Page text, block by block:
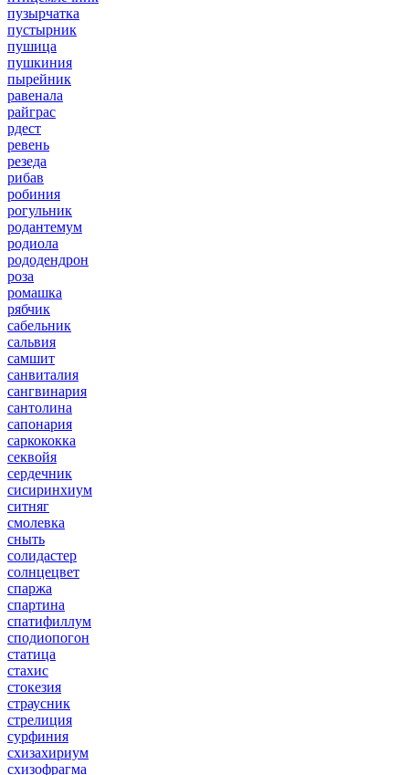
пузырчатка
пустырник
пушица
пушкиния
пырейник
равенала
райграс
рдест
ревень
резеда
рибав
робиния
рогульник
родантемум
родиола
рододендрон
роза
ромашка
рябчик
сабельник
сальвия
самшит
санвиталия
сангвинария
сантолина
сапонария
саркококка
секвойя
сердечник
сисиринхиум
ситняг
смолевка
сныть
солидастер
солнцецвет
спаржа
спартина
спатифиллум
сподиопогон
статица
стахис
стокезия
страусник
стрелиция
сурфиния
схизахириум
схизофрагма